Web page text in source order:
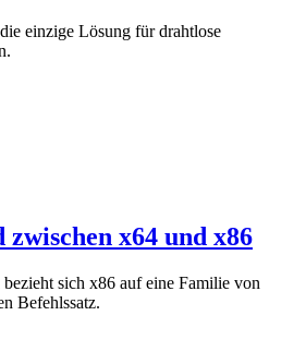
einzige Lösung für drahtlose
zwischen x64 und x86
bezieht sich x86 auf eine Familie von
Befehlssatz.